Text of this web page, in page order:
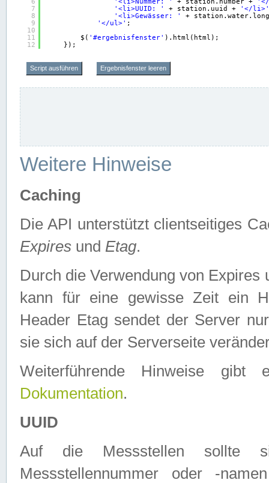
7
8
9
10
11
12
'<li>UUID: '
+ station.uuid +
'</li>'
'<li>Gewässer: '
+
'</ul>' ;
$( '#ergebnisfenster' ).html(html);
});
Script ausführen Ergebnisfenster leeren
Weitere Hinweise
Caching
Die API unterstützt clientseitiges
Expires und Etag.
Durch die Verwendung von
kann für eine gewisse Zeit ein
Header Etag sendet der Server
sie sich auf der Serverseite
Weiterführende Hinweise
Dokumentation.
UUID
Auf die Messstellen sollte
Messstellennummer oder -